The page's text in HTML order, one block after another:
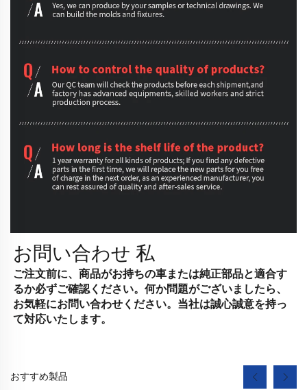
お問い合わせ 私
ご注文前に、商品がお持ちの車または純正部品と適合す
るか必ずご確認ください。何か問題がございましたら、
お気軽にお問い合わせください。当社は誠心誠意を持っ
て対応いたします。
おすすめ製品